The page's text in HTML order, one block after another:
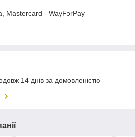
Mastercard - WayForPay
14 днів за домовленістю